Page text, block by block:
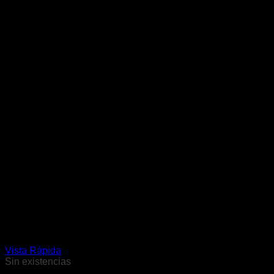
Vista Rápida
Sin existencias